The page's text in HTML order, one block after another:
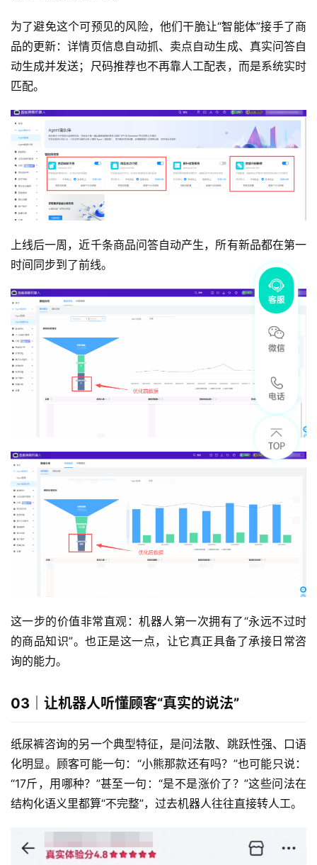
为了避免这个可预见的风险，他们干脆让“智能体”接手了商
品的更新：详情页信息自动抓、卖点自动生成、真实问答自
动生成并发送；尺码推荐也不再靠人工配表，而是系统实时
匹配。
上线后一周，近千条商品问答自动产生，所有新品都在第一
时间同步到了前线。
这一步的价值非常直观：机器人第一次拥有了“永远不过时
的商品知识”。也正是这一点，让它真正具备了承接日常咨
询的能力。
03｜让机器人听懂顾客“真实的说法”
纸尿裤咨询的另一个典型特征，是问法散、跳跃性强、口语
化明显。顾客可能一句：“小熊那款还有吗？”也可能只说：
“17斤，用哪种？”甚至一句：“是不是涨价了？”这些问法在
结构化语义里都算“不完整”，过去机器人往往直接转人工。